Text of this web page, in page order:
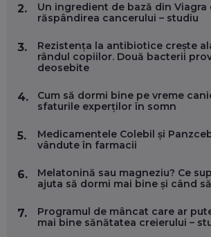
FOLOSEȘTI TEHNOLOGIA CA SĂ ÎȚI
CĂTRE ARTĂ, LA NIVEL GLOBAL
EP. 57
ANDREI AVĂDANEI, BIT SENTINEL:
EFICIENT VIAȚA ONLINE. ȘI CARE
EP. 56
DOINA VÎLCEANU, CONTENTSPEED:
ÎNVAȚĂ AEO ȘI GEO!
2.
Un ingredient de bază din Viagra
răspândirea cancerului – studiu
3.
Rezistența la antibiotice crește
rândul copiilor. Două bacterii
deosebite
4.
Cum să dormi bine pe vreme
sfaturile experților în somn
5.
Medicamentele Colebil și
vândute în farmacii
6.
Melatonină sau magneziu? Ce
ajuta să dormi mai bine și când
7.
Programul de mâncat care ar
mai bine sănătatea creierului –